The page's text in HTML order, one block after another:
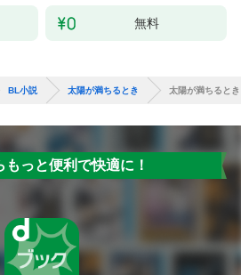
無料
BL小説 太陽が満ちるとき 太陽が満ちるとき
もっと便利で快適に！